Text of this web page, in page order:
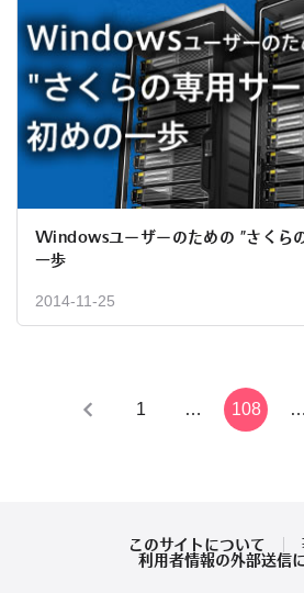
Windowsユーザーのための ”さくら
一歩
2014-11-25
1 … 108 …
このサイトについて
利用者情報の外部送信